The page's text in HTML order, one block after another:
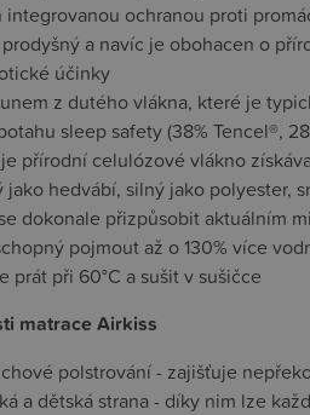
integrovanou ochranou proti
a navíc je obohacen o
účinky
z dutého vlákna, které je
sleep safety (38% Tencel®,
přírodní celulózové vlákno
jako hedvábí, silný jako polyester,
dokonale přizpůsobit aktuálním
pojmout až o 130% více
prát při 60°C a sušit v sušičce
matrace Airkiss
polstrování - zajišťuje
a dětská strana - díky nim lze